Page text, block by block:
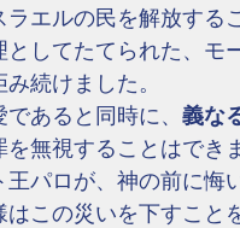
ラエルの民を解放する
としてたてられた、モ
続けました。
あると同時に、 義な
無視することはでき
王パロが、神の前に悔
はこの災いを下すこと